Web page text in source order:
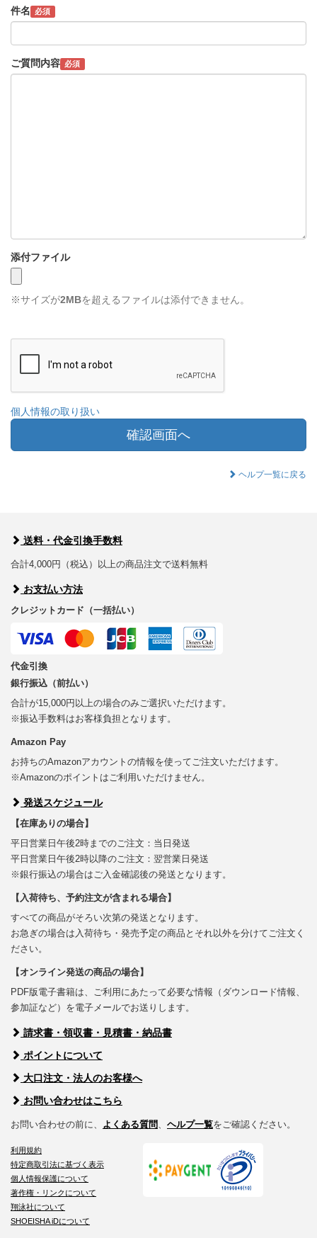
件名 必須
ご質問内容 必須
添付ファイル
※サイズが2MBを超えるファイルは添付できません。
個人情報の取り扱い
確認画面へ
ヘルプ一覧に戻る
送料・代金引換手数料
合計4,000円（税込）以上の商品注文で送料無料
お支払い方法
クレジットカード（一括払い）
代金引換
銀行振込（前払い）
合計が15,000円以上の場合のみご選択いただけます。
※振込手数料はお客様負担となります。
Amazon Pay
お持ちのAmazonアカウントの情報を使ってご注文いただけます。
※Amazonのポイントはご利用いただけません。
発送スケジュール
【在庫ありの場合】
平日営業日午後2時までのご注文：当日発送
平日営業日午後2時以降のご注文：翌営業日発送
※銀行振込の場合はご入金確認後の発送となります。
【入荷待ち、予約注文が含まれる場合】
すべての商品がそろい次第の発送となります。
お急ぎの場合は入荷待ち・発売予定の商品とそれ以外を分けてご注文く
ださい。
【オンライン発送の商品の場合】
PDF版電子書籍は、ご利用にあたって必要な情報（ダウンロード情報、
参加証など）を電子メールでお送りします。
請求書・領収書・見積書・納品書
ポイントについて
大口注文・法人のお客様へ
お問い合わせはこちら
お問い合わせの前に、 よくある質問 ヘルプ一覧をご確認ください。
利用規約
特定商取引法に基づく表示
個人情報保護について
著作権・リンクについて
翔泳社について
SHOEISHA iDについて